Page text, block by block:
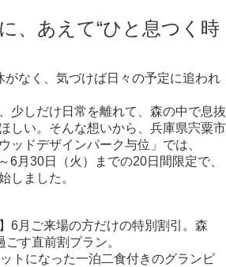
、あえて“ひと息つく時
がなく、気づけば日々の予定に追われ
少しだけ日常を離れて、森の中で息抜
しい。そんな想いから、兵庫県宍粟市
ッドデザインパーク与位」では、
6月30日（火）までの20日間限定で、
しました。
6月ご来場の方だけの特別割引。森
ごす直前割プラン。
トになった一泊二食付きのグランピ